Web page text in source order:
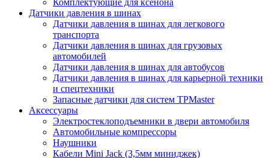
Комплектующие для ксенона
Датчики давления в шинах
Датчики давления в шинах для легкового
транспорта
Датчики давления в шинах для грузовых
автомобилей
Датчики давления в шинах для автобусов
Датчики давления в шинах для карьерной техники
и спецтехники
Запасные датчики для систем TPMaster
Аксессуары
Электростеклоподъемники в двери автомобиля
Автомобильные компрессоры
Наушники
Кабели Mini Jack (3,5мм миниджек)